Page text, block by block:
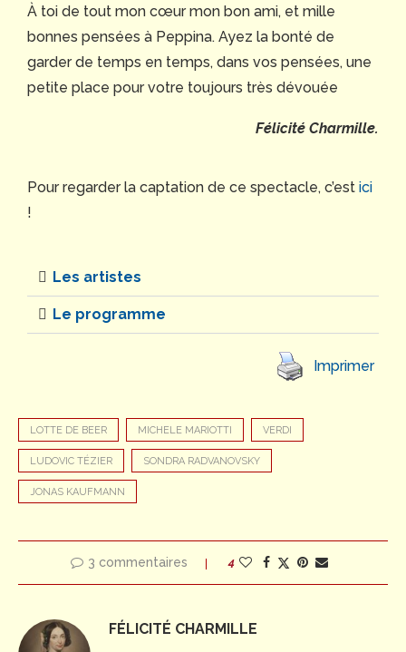
À toi de tout mon cœur mon bon ami, et mille
bonnes pensées à Peppina. Ayez la bonté de
garder de temps en temps, dans vos pensées, une
petite place pour votre toujours très dévouée
Félicité Charmille.
Pour regarder la captation de ce spectacle, c’est ici
!
Les artistes
Le programme
Imprimer
LOTTE DE BEER MICHELE MARIOTTI VERDI
LUDOVIC TÉZIER SONDRA RADVANOVSKY
JONAS KAUFMANN
3 commentaires 4
FÉLICITÉ CHARMILLE